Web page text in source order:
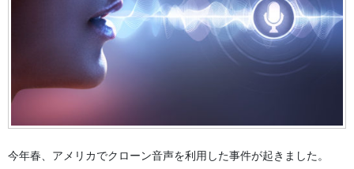
今年春、アメリカでクローン音声を利用した事件が起きました。